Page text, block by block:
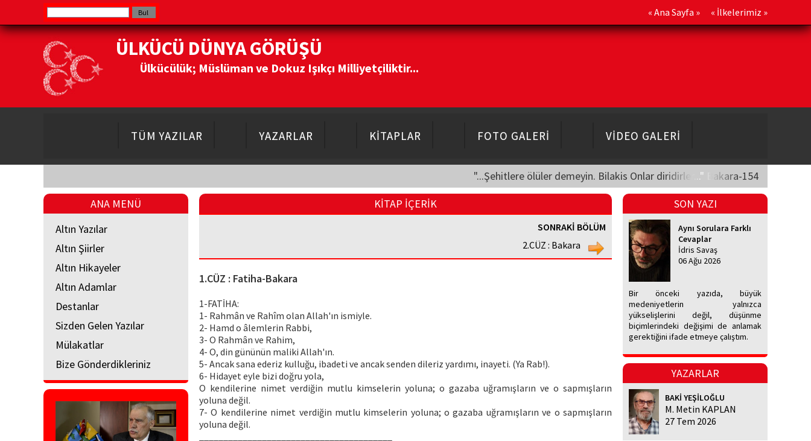
« Ana Sayfa » « İlkelerimiz »
ÜLKÜCÜ DÜNYA GÖRÜŞÜ
Ülkücülük; Müslüman ve Dokuz Işıkçı Milliyetçiliktir...
TÜM YAZILAR YAZARLAR KİTAPLAR FOTO GALERİ VİDEO GALERİ
"...Şehitlere ölüler demeyin. Bilakis Onlar diridirler..." Bakara-154
ANA MENÜ
Altın Yazılar
Altın Şiirler
Altın Hikayeler
Altın Adamlar
Destanlar
Sizden Gelen Yazılar
Mülakatlar
Bize Gönderdikleriniz
KİTAP İÇERİK
SONRAKİ BÖLÜM
2.CÜZ : Bakara
1.CÜZ : Fatiha-Bakara
1-FATİHA:
1- Rahmân ve Rahîm olan Allah'ın ismiyle.
2- Hamd o âlemlerin Rabbi,
3- O Rahmân ve Rahim,
4- O, din gününün maliki Allah'ın.
5- Ancak sana ederiz kulluğu, ibadeti ve ancak senden dileriz yardımı, inayeti. (Ya Rab!).
6- Hidayet eyle bizi doğru yola,
O kendilerine nimet verdiğin mutlu kimselerin yoluna; o gazaba uğramışların ve o sapmışların
yoluna değil.
7- O kendilerine nimet verdiğin mutlu kimselerin yoluna; o gazaba uğramışların ve o sapmışların
yoluna değil.
SON YAZI
Aynı Sorulara Farklı
Cevaplar
İdris Savaş
06 Ağu 2026
Bir önceki yazıda, büyük
medeniyetlerin yalnızca
yükselişlerini değil, düşünme
biçimlerindeki değişimi de anlamak
gerektiğini ifade etmeye çalıştım.
YAZARLAR
BAKİ YEŞİLOĞLU
M. Metin KAPLAN
27 Tem 2026